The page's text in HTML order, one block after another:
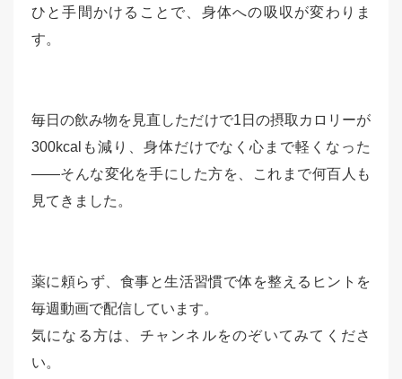
ひと手間かけることで、身体への吸収が変わりま
す。
毎日の飲み物を見直しただけで1日の摂取カロリーが
300kcalも減り、身体だけでなく心まで軽くなった
——そんな変化を手にした方を、これまで何百人も
見てきました。
薬に頼らず、食事と生活習慣で体を整えるヒントを
毎週動画で配信しています。
気になる方は、チャンネルをのぞいてみてくださ
い。